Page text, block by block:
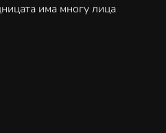
има многу лица